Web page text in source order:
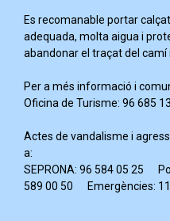
Es recomanable portar
adequada, molta aigua i
abandonar el traçat del
Per a més informació i
Oficina de Turisme: 96 685
Actes de vandalisme i
a:
SEPRONA: 96 584 05 25
589 00 50 Emergències: